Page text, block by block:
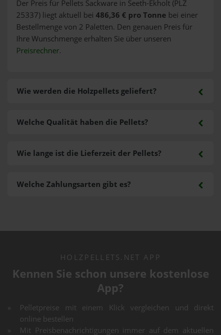
Der Preis für Pellets Sackware in Seeth-Ekholt (PLZ
25337) liegt aktuell bei 486,36 € pro Tonne bei einer
Bestellmenge von 2 Paletten. Den genauen Preis für
Ihre Wunschmenge erhalten Sie über unseren
Preisrechner.
Wie werden die Holzpellets geliefert?
Welche Zahlungsarten gibt es?
Welche Qualität haben die Pellets?
Wie lange ist die Lieferzeit der Pellets?
HOLZPELLETS.NET APP
Kennen Sie schon unsere kostenlose
App?
Pelletpreise mit einem Klick vergleichen und direkt
online bestellen
Mit Preisbenachrichtigungen immer auf dem aktuellen